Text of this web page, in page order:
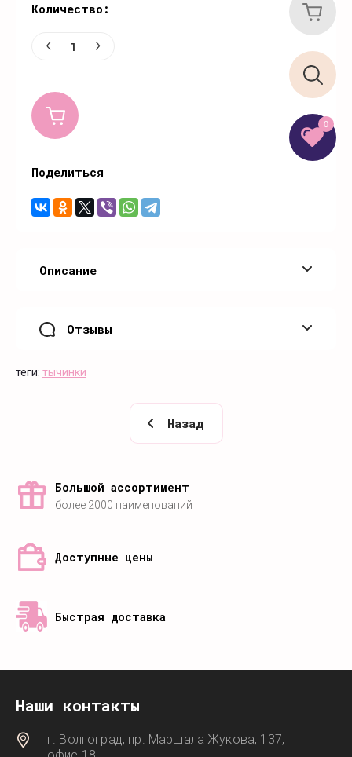
0
Количество:
Поделиться
Описание
Отзывы
теги: тычинки
Назад
Большой ассортимент
более 2000 наименований
Доступные цены
Быстрая доставка
Наши контакты
г. Волгоград, пр. Маршала Жукова, 137,